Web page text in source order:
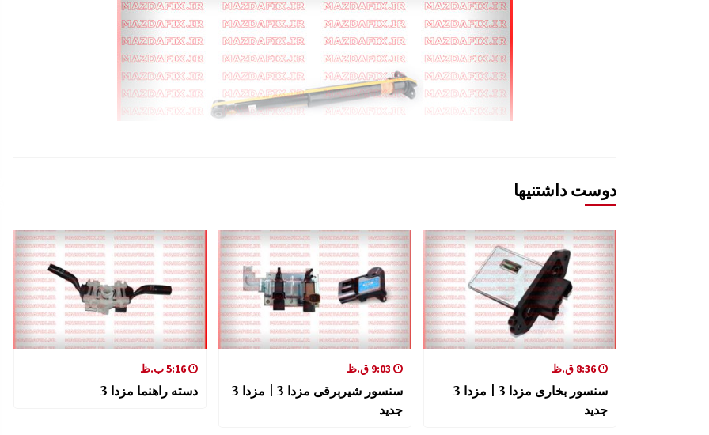
دوست داشتنیها
سنسور بخاری مزدا 3 | مزدا 3
جدید
9:03 ق.ظ
سنسور شیربرقی مزدا 3 | مزدا 3
جدید
5:16 ب.ظ
دسته راهنما مزدا 3